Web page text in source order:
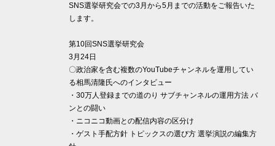
SNS選挙研究会での3月から5月までの活動をご報告いた
します。
第10回SNS選挙研究会
3月24日
〇政治家を含む複数のYouTubeチャンネルを運用してい
る相馬清隆氏へのインタビュー
・30万人登録までの道のり サブチャンネルの運用方法 バ
ンとの闘い
・ニコニコ動画との配信内容の区分け
・ゲスト手配方針 トピックスの選び方 選挙演説の編集方